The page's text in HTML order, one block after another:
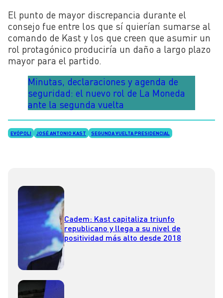
El punto de mayor discrepancia durante el
consejo fue entre los que sí quierían sumarse al
comando de Kast y los que creen que asumir un
rol protagónico produciría un daño a largo plazo
mayor para el partido.
Minutas, declaraciones y agenda de
seguridad: el nuevo rol de La Moneda
ante la segunda vuelta
EVÓPOLI JOSÉ ANTONIO KAST SEGUNDA VUELTA PRESIDENCIAL
Cadem: Kast capitaliza triunfo
republicano y llega a su nivel de
positividad más alto desde 2018